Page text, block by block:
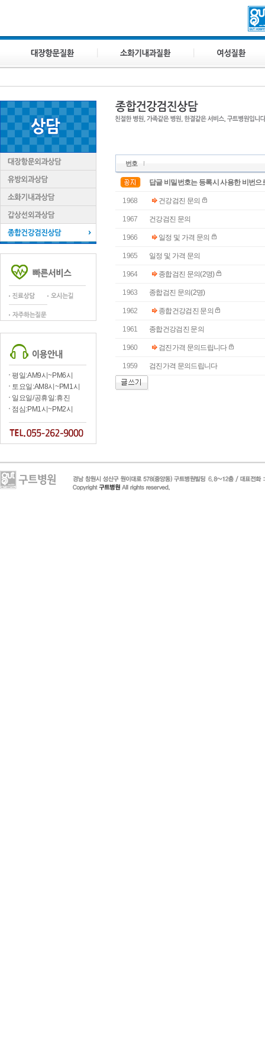
평일:AM9시~PM6시
토요일:AM8시~PM1시
일요일/공휴일:휴진
점심:PM1시~PM2시
번호
답글 비밀번호는 등록시 사용한 비번으
1968 건강검진 문의
1967 건강검진 문의
1966 일정 및 가격 문의
1965 일정 및 가격 문의
1964 종합검진 문의(2명)
1963 종합검진 문의(2명)
1962 종합건강검진 문의
1961 종합건강검진 문의
1960 검진가격 문의드립니다
1959 검진가격 문의드립니다